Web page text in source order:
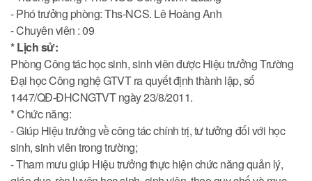
- Phó trưởng phòng: Ths-NCS. Lê Hoàng Anh
- Chuyên viên : 09
* Lịch sử:
Phòng Công tác học sinh, sinh viên được Hiệu trưởng Trường
Đại học Công nghệ GTVT ra quyết định thành lập, số
1447/QĐ-ĐHCNGTVT ngày 23/8/2011.
* Chức năng:
- Giúp Hiệu trưởng về công tác chính trị, tư tưởng đối với học
sinh, sinh viên trong trường;
- Tham mưu giúp Hiệu trưởng thực hiện chức năng quản lý,